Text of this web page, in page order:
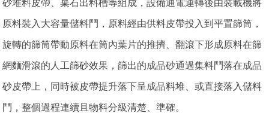
砂堆料皮帶、棄石出料槽等組成，設備通電運轉後由裝載機將
原料裝入大容量儲料鬥，原料經由供料皮帶投入到平置篩筒，
旋轉的篩筒帶動原料在筒內葉片的推擠、翻滾下形成原料在篩
網麵滑滾的人工篩砂效果，篩出的成品砂通過集料鬥落在成品
砂皮帶上，同時被皮帶提升落下呈成品料堆、或直接落入儲料
鬥，整個過程連續且物料分級清楚、準確。